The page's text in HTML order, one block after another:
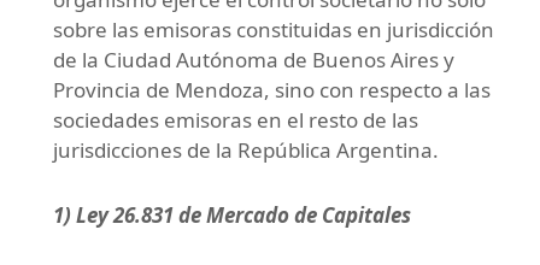
sobre las emisoras constituidas en jurisdicción
de la Ciudad Autónoma de Buenos Aires y
Provincia de Mendoza, sino con respecto a las
sociedades emisoras en el resto de las
jurisdicciones de la República Argentina.
1) Ley 26.831 de Mercado de Capitales